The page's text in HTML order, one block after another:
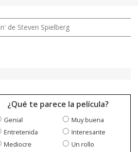
de Steven Spielberg
¿Qué te parece la película?
Genial
Muy buena
Entretenida
Interesante
Mediocre
Un rollo